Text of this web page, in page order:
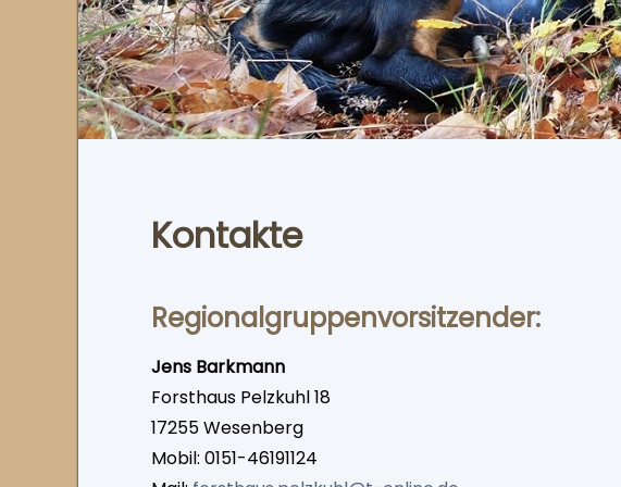
Kontakte
Regional­gruppen­vorsitzender:
Jens Barkmann
Forsthaus Pelzkuhl 18
17255 Wesenberg
Mobil: 0151-46191124